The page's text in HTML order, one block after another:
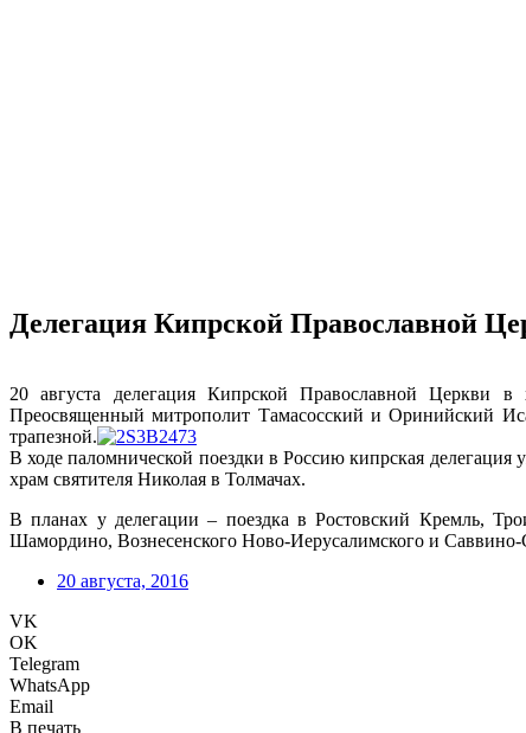
Делегация Кипрской Православной
20 августа делегация Кипрской Православной Церкви
Преосвященный митрополит Тамасосский и Оринийский
трапезной.
В ходе паломнической поездки в Россию кипрская
храм святителя Николая в Толмачах.
В планах у делегации – поездка в Ростовский Кремль,
Шамордино, Вознесенского Ново-Иерусалимского и Саввино-
20 августа, 2016
VK
OK
Telegram
WhatsApp
Email
В печать